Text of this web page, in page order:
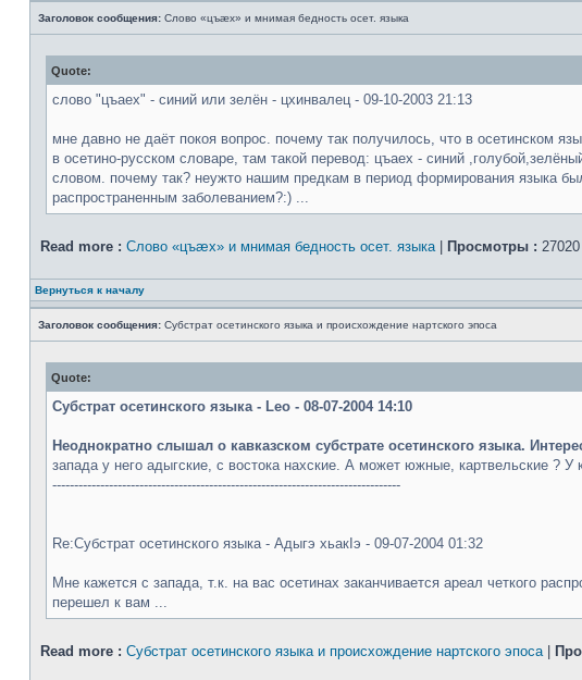
Заголовок сообщения: Слово «цъæх» и мнимая бедность осет. языка
Quote:
слово "цъаех" - синий или зелён - цхинвалец - 09-10-2003 21:13
мне давно не даёт покоя вопрос. почему так получилось, что в осетинском
в осетино-русском словаре, там такой перевод: цъаех - синий
словом. почему так? неужто нашим предкам в период формирования языка
распространенным заболеванием?:) ...
Read more : Слово «цъæх» и мнимая бедность осет. языка| Просмотры : 27020
Вернуться к началу
Заголовок сообщения: Субстрат осетинского языка и происхождение нартского эпоса
Quote:
Субстрат осетинского языка - Leo - 08-07-2004 14:10
Неоднократно слышал о кавказском субстрате осетинского языка.
запада у него адыгские, с востока нахские. А может южные, картвельские ? У
--------------------------------------------------------------------------------
Re:Субстрат осетинского языка - Адыгэ хьакIэ - 09-07-2004 01:32
Мне кажется с запада, т.к. на вас осетинах заканчивается ареал четкого
перешел к вам ...
Read more : Субстрат осетинского языка и происхождение нартского эпоса|